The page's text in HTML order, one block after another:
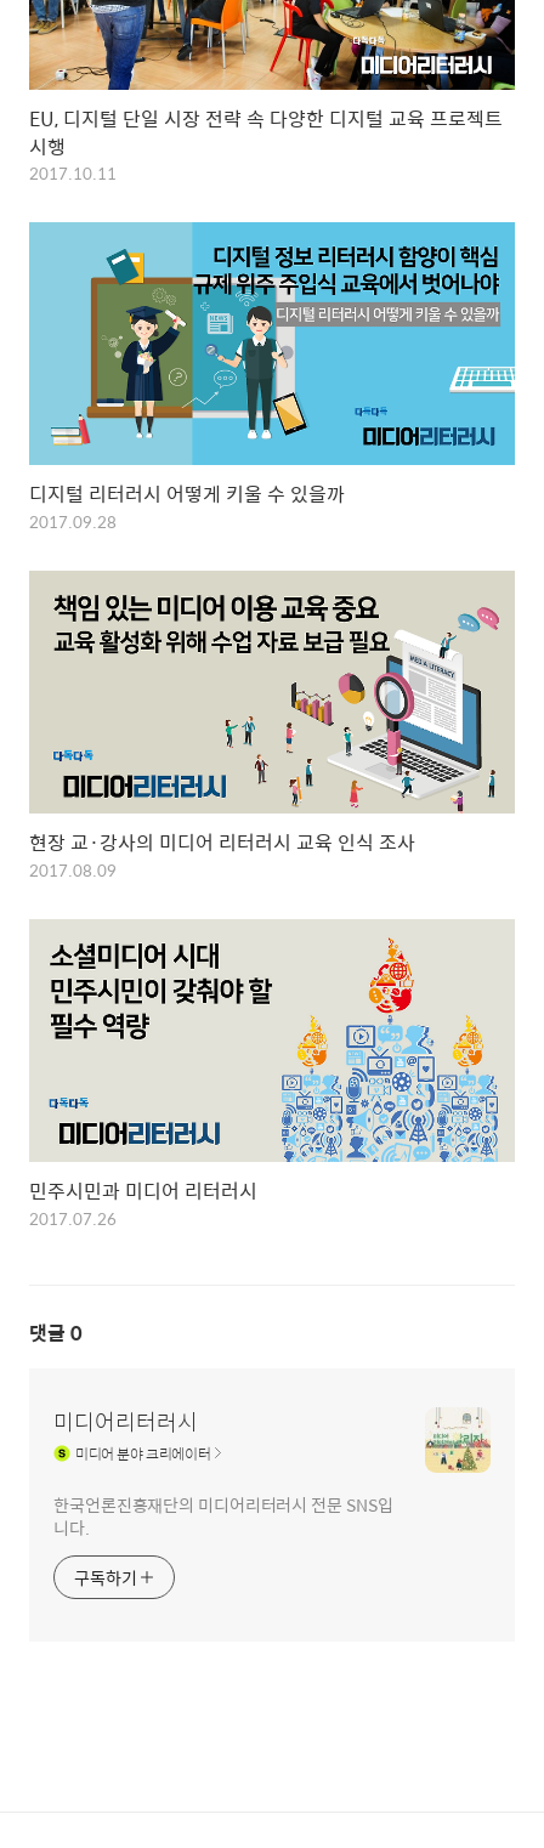
EU, 디지털 단일 시장 전략 속 다양한 디지털 교육 프로젝트
시행
2017.10.11
디지털 리터러시 어떻게 키울 수 있을까
2017.09.28
현장 교·강사의 미디어 리터러시 교육 인식 조사
2017.08.09
민주시민과 미디어 리터러시
2017.07.26
댓글 0
미디어리터러시
미디어분야 크리에이터
한국언론진흥재단의 미디어리터러시 전문 SNS입
니다.
구독하기